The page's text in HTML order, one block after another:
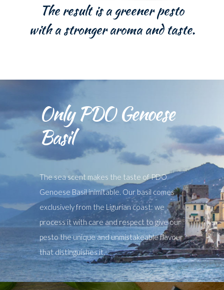
The result is a greener pesto
with a stronger aroma and taste.
Only PDO Genoese
Basil
The sea scent makes the taste of PDO
Genoese Basil inimitable. Our basil comes
exclusively from the Ligurian coast: we
process it with care and respect to give our
pesto the unique and unmistakeable flavour
that distinguishes it.